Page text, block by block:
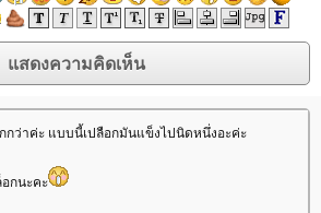
กว่าค่ะ แบบนี้เปลือกมันแข็งไปนิดหนึ่งอะค่ะ
กนะคะ